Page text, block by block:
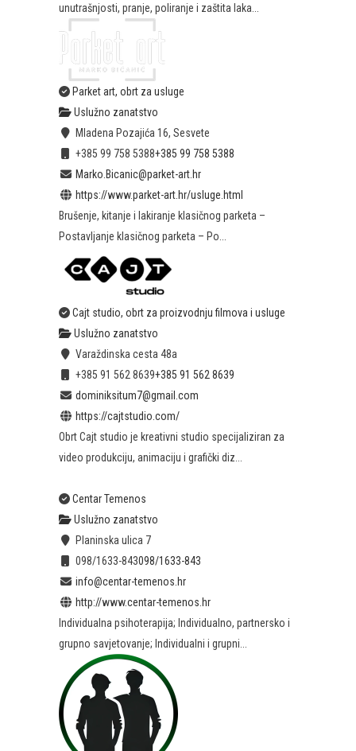
unutrašnjosti, pranje, poliranje i zaštita laka...
Parket art, obrt za usluge
Uslužno zanatstvo
Mladena Pozajića 16, Sesvete
+385 99 758 5388+385 99 758 5388
Marko.Bicanic@parket-art.hr
https://www.parket-art.hr/usluge.html
Brušenje, kitanje i lakiranje klasičnog parketa –
Postavljanje klasičnog parketa – Po...
Cajt studio, obrt za proizvodnju filmova i usluge
Uslužno zanatstvo
Varaždinska cesta 48a
+385 91 562 8639+385 91 562 8639
dominiksitum7@gmail.com
https://cajtstudio.com/
Obrt Cajt studio je kreativni studio specijaliziran za
video produkciju, animaciju i grafički diz...
Centar Temenos
Uslužno zanatstvo
Planinska ulica 7
098/1633-843098/1633-843
info@centar-temenos.hr
http://www.centar-temenos.hr
Individualna psihoterapija; Individualno, partnersko i
grupno savjetovanje; Individualni i grupni...